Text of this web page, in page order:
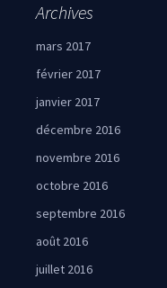
Archives
mars 2017
février 2017
janvier 2017
décembre 2016
novembre 2016
octobre 2016
septembre 2016
août 2016
juillet 2016